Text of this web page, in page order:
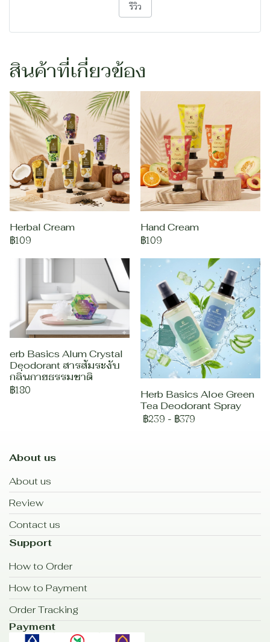
รีวิว
สินค้าที่เกี่ยวข้อง
Herbal Cream
฿109
Hand Cream
฿109
erb Basics Alum Crystal
Deodorant สารส้มระงับ
กลิ่นกายธรรมชาติ
฿180
Herb Basics Aloe Green
Tea Deodorant Spray
฿239 - ฿379
About us
About us
Review
Contact us
Support
How to Order
How to Payment
Order Tracking
Payment